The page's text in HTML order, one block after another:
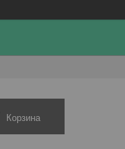
Корзина